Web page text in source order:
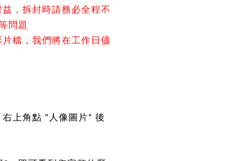
，拆封時請務必全程不
問題
檔，我們將在工作日儘
上角點 "人像圖片" 後